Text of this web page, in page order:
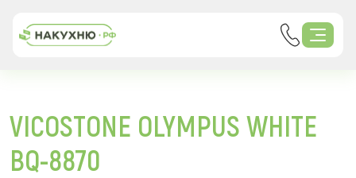
VICOSTONE OLYMPUS WHITE
BQ-8870